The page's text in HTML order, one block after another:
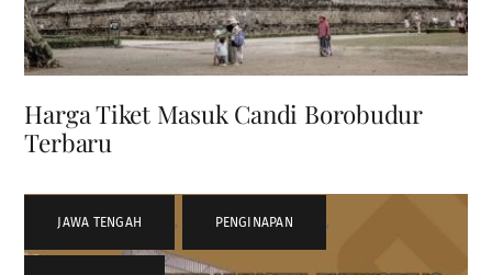
Harga Tiket Masuk Candi Borobudur
Terbaru
JAWA TENGAH , PENGINAPAN ,